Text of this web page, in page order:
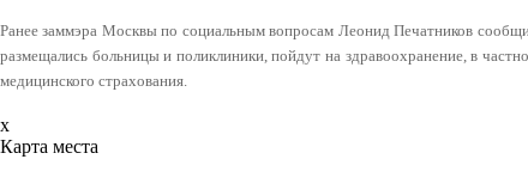
Ранее заммэра Москвы по социальным вопросам Леонид Печатников
размещались больницы и поликлиники, пойдут на здравоохранение, в
медицинского страхования.
x
Карта места